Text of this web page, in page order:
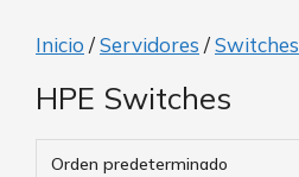
Inicio /Servidores /Switches
HPE Switches